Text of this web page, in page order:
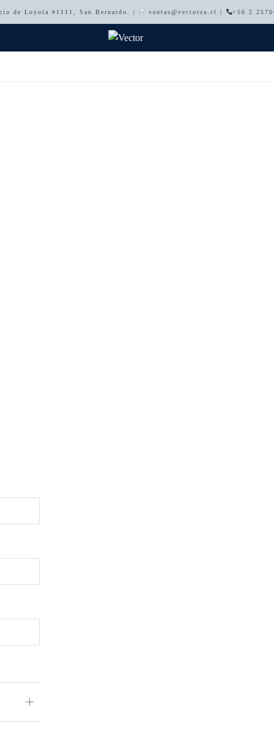
de Loyola #1111, San Bernardo. | ventas@vectorsa.cl | +56 2